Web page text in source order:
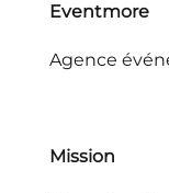
Eventmore
Agence
Mission